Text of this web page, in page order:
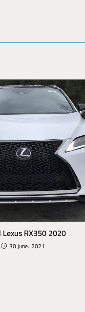
2020 Model Lexus RX350
30 June، 2021